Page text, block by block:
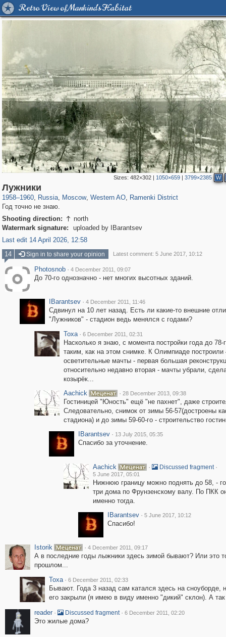
Retro View of Mankind's Habitat
Sizes:482×302 | 1050×659 |3799×2385 W
Лужники
1958–1960, Russia, Moscow
319,716
, Western AO, Ramenki District
Год точно не знаю.
Shooting direction:  north
Watermark signature:
uploaded by IBarantsev
Last edit 14 April 2026, 12:58
14
Sign in to share your opinion Latest comment: 5 June 2017, 10:12
Photosnob · 4 December 2011, 09:07
До 70-го однозначно - нет многих высотных зданий.
IBarantsev · 4 December 2011, 11:46
Сдвинул на 10 лет назад. Есть ли какие-то внешние
"Лужников" - стадион ведь менялся с годами?
Toxa · 6 December 2011, 02:31
Насколько я знаю, с момента постройки года до 78-
таким, как на этом снимке. К Олимпиаде построили
осветительные мачты - первая большая
относительно недавно вторая - мачты убрали,
козырёк...
Aachick
· 28 December 2013, 09:38
Гостиницей "Юность" ещё "не пахнет", даже
Следовательно, снимок от зимы 56-57(достроены
стадиона) и до зимы 59-60-го - строительство
IBarantsev · 13 July 2015, 05:35
Спасибо за уточнение.
Aachick · Discussed fragment ·
5 June 2017, 05:01
Нижнюю границу можно поднять до 58, -
три дома по Фрунзенскому валу. По ПКК
именно тогда.
IBarantsev · 5 June 2017, 10:12
Спасибо!
Istorik · 4 December 2011, 09:17
А в последние годы лыжники здесь зимой бывают? Или это
прошлом...
Toxa · 6 December 2011, 02:33
Бывают. Года 3 назад сам катался здесь на
его закрыли (я имею в виду именно "дикий" склон). А
reader · Discussed fragment · 6 December 2011, 02:20
Это жилые дома?